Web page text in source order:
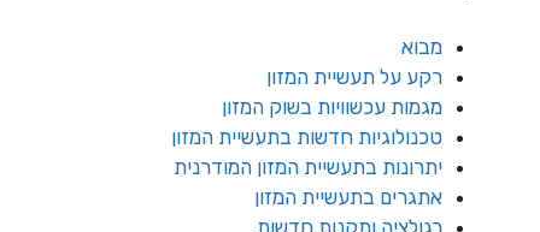
מבוא
רקע על תעשיית המזון
מגמות עכשוויות בשוק המזון
טכנולוגיות חדשות בתעשיית המזון
יתרונות בתעשיית המזון המודרנית
אתגרים בתעשיית המזון